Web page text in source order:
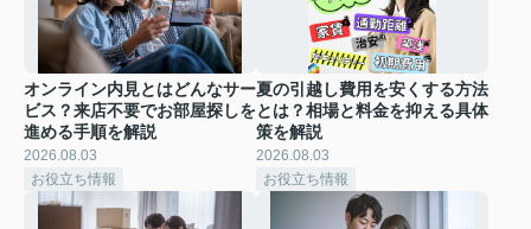
オンライン内見とはどんなサー
ビス？来店不要でお部屋探しを
進める手順を解説
2026.08.03
お役立ち情報
夏の引越し費用を安くする方法
とは？相場と料金を抑える具体
策を解説
2026.08.03
お役立ち情報